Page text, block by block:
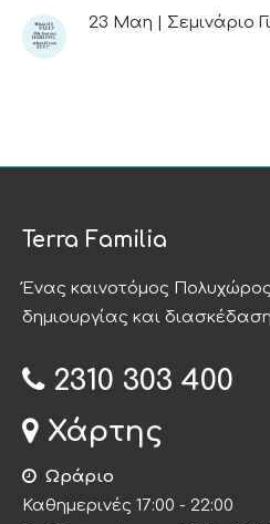
23 Μαη | Σεμινάριο
Terra Familia
Ένας καινοτόμος
δημιουργίας και
2310 303 400
Χάρτης
Ωράριο
Καθημερινές 17:00 - 22:00